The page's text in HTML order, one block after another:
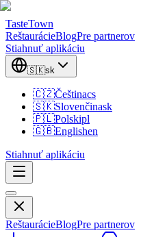
TasteTown
ReštaurácieBlogPre partnerov
Stiahnuť aplikáciu
🇸🇰sk
🇨🇿Češtinacs
🇸🇰Slovenčinask
🇵🇱Polskipl
🇬🇧Englishen
Stiahnuť aplikáciu
ReštaurácieBlogPre partnerov